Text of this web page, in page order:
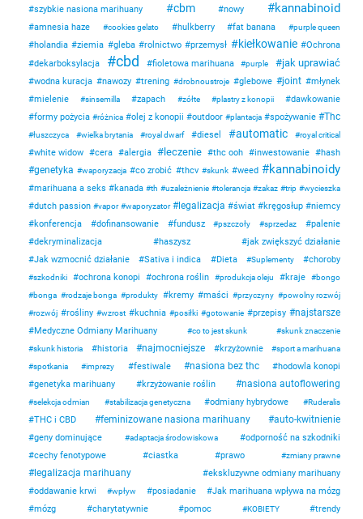
szybkie nasiona marihuany
cbm nowy kannabinoid
amnesia haze cookies gelato hulkberry fat banana purple queen
holandia ziemia gleba rolnictwo przemysł kiełkowanie
Ochrona
dekarboksylacja
cbd fioletowa marihuana purple jak uprawiać
wodna kuracja nawozy trening drobnoustroje glebowe joint
młynek
mielenie
sinsemilla zapach zółte plastry z konopii
dawkowanie
formy pożycia
różnica olej z konopii outdoor plantacja spożywanie Thc
łuszczyca wielka brytania royal dwarf diesel automatic royal critical
white widow cera alergia leczenie thc ooh inwestowanie hash
genetyka waporyzacja co zrobić thcv skunk weed kannabinoidy
marihuana a seks kanada th uzależnienie tolerancja zakaz trip wycieszka
dutch passion vapor waporyzator legalizacja świat kręgosłup
niemcy
konferencja
dofinansowanie fundusz pszczoły sprzedaz
palenie
dekryminalizacja
haszysz
jak zwiększyć działanie
Jak wzmocnić działanie
Sativa i indica Dieta Suplementy choroby
szkodniki ochrona konopi ochrona roślin produkcja oleju kraje
bongo
bonga
rodzaje bonga produkty kremy maści przyczyny
powolny rozwój
rozwój
rośliny wzrost kuchnia posiłki gotowanie przepisy najstarsze
Medyczne Odmiany Marihuany co to jest skunk
skunk znaczenie
skunk historia
historia najmocniejsze krzyżownie
sport a marihuana
spotkania
imprezy festiwale nasiona bez thc
hodowla konopi
genetyka marihuany
krzyżowanie roślin nasiona autoflowering
selekcja odmian stabilizacja genetyczna odmiany hybrydowe Ruderalis
THC i CBD feminizowane nasiona marihuany auto-kwitnienie
geny dominujące adaptacja środowiskowa
odporność na szkodniki
cechy fenotypowe
ciastka prawo zmiany prawne
legalizacja marihuany
ekskluzywne odmiany marihuany
oddawanie krwi
wpływ posiadanie
Jak marihuana wpływa na mózg
mózg
charytatywnie pomoc KOBIETY trendy